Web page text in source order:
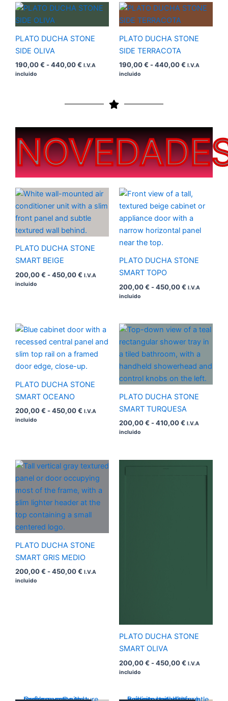
PLATO DUCHA STONE
SIDE OLIVA
190,00€ -440,00€
Rango
190,00 €
I.V.A
incluido
PLATO DUCHA STONE
SIDE TERRACOTA
190,00€ -440,00€
Rango
190,00 €
I.V.A
incluido
PLATO DUCHA STONE
SMART BEIGE
200,00€ -450,00€
Rango
precios:
desde
200,00 €
hasta
I.V.A
incluido
PLATO DUCHA STONE
SMART TOPO
200,00€ -450,00€
Rango
de
precios:
desde
200,00 €
hasta
I.V.A
incluido
PLATO DUCHA STONE
SMART OCEANO
200,00€ -450,00€
Rango
precios:
desde
hasta
I.V.A
incluido
PLATO DUCHA STONE
SMART TURQUESA
200,00€ -410,00€
Rango
precios:
desde
200,00 €
hasta
410,00 €
I.V.A
incluido
PLATO DUCHA STONE
SMART GRIS MEDIO
200,00€ -450,00€
Rango
precios:
desde
200,00 €
hasta
450,00 €
I.V.A
incluido
PLATO DUCHA STONE
SMART OLIVA
200,00€ -450,00€ I.V.A
incluido